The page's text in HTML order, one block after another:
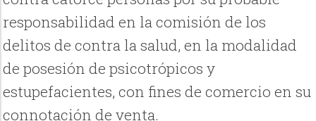
responsabilidad en la comisión de los
delitos de contra la salud, en la modalidad
de posesión de psicotrópicos y
estupefacientes, con fines de comercio en su
connotación de venta.